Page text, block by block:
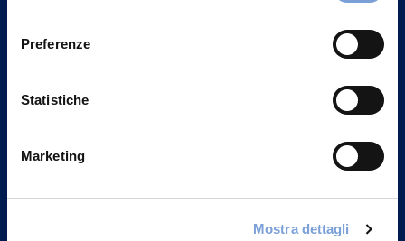
Preferenze
Statistiche
Marketing
Mostra dettagli
Via Ignazio Gardella, 2